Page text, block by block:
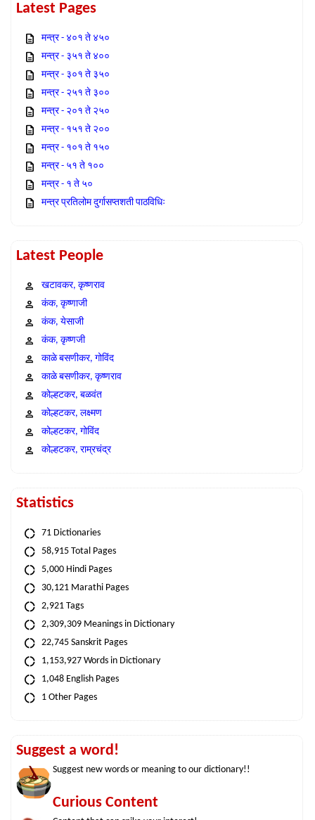
Latest Pages
मन्त्र - ४०१ ते ४५०
मन्त्र - ३५१ ते ४००
मन्त्र - ३०१ ते ३५०
मन्त्र - २५१ ते ३००
मन्त्र - २०१ ते २५०
मन्त्र - १५१ ते २००
मन्त्र - १०१ ते १५०
मन्त्र - ५१ ते १००
मन्त्र - १ ते ५०
मन्त्र प्रतिलोम दुर्गासप्तशती पाठविधिः
Latest People
खटावकर, कृष्णराव
कंक, कृष्णाजी
कंक, येसाजी
कंक, कृष्णजी
काळे बसणीकर, गोविंद
काळे बसणीकर, कृष्णराव
कोल्हटकर, बळवंत
कोल्हटकर, लक्ष्मण
कोल्हटकर, गोविंद
कोल्हटकर, राम्रचंद्र
Statistics
71 Dictionaries
58,915 Total Pages
5,000 Hindi Pages
30,121 Marathi Pages
2,921 Tags
2,309,309 Meanings in Dictionary
22,745 Sanskrit Pages
1,153,927 Words in Dictionary
1,048 English Pages
1 Other Pages
Suggest a word!
Suggest new words or meaning to our dictionary!!
Curious Content